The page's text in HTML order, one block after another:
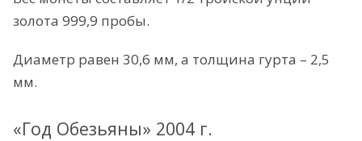
золота 999,9 пробы.
Диаметр равен 30,6 мм, а толщина гурта – 2,5
мм.
«Год Обезьяны» 2004 г.